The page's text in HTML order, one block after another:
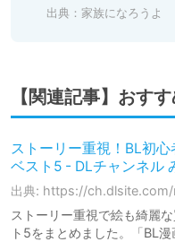
出典： 家族になろうよ
【関連記事】おす
ストーリー重視！BL初
ベスト5 - DLチャンネル
出典: https://
ストーリー重視で絵も綺麗
ト5をまとめました。「BL